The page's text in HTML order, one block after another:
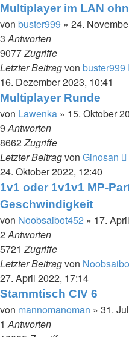
Multiplayer im LAN
von buster999 » 24.
3Antworten
9077Zugriffe
Letzter Beitragvon buster999
16. Dezember 2023, 10:41
Multiplayer Runde
von Lawenka » 15. Oktober
9Antworten
8662Zugriffe
Letzter Beitragvon Ginosan
24. Oktober 2022, 12:40
1v1 oder 1v1v1 MP-
Geschwindigkeit
von Noobsaibot452 » 17.
2Antworten
5721Zugriffe
Letzter Beitragvon
27. April 2022, 17:14
Stammtisch CIV 6
von mannomanoman » 31.
1Antworten